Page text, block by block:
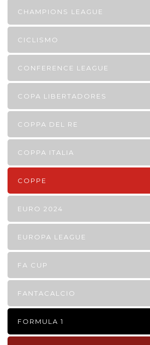
CHAMPIONS LEAGUE
CICLISMO
CONFERENCE LEAGUE
COPA LIBERTADORES
COPPA DEL RE
COPPA ITALIA
COPPE
EURO 2024
EUROPA LEAGUE
FA CUP
FANTACALCIO
FORMULA 1